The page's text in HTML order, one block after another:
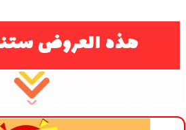
هذه العروض